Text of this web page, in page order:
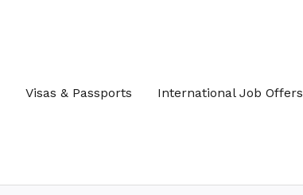
Visas & Passports International Job Offers